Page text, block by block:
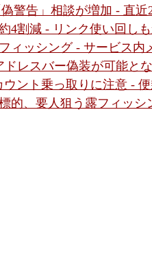
警告」相談が増加 - 直近
4割減 - リンク使い回し
ィッシング - サービス内
ドレスバー偽装が可能と
ウント乗っ取りに注意 -
的、要人狙う露フィッシ